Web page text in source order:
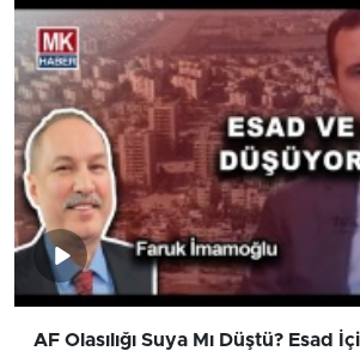
AF Olasılığı Suya Mı Düştü? Esad